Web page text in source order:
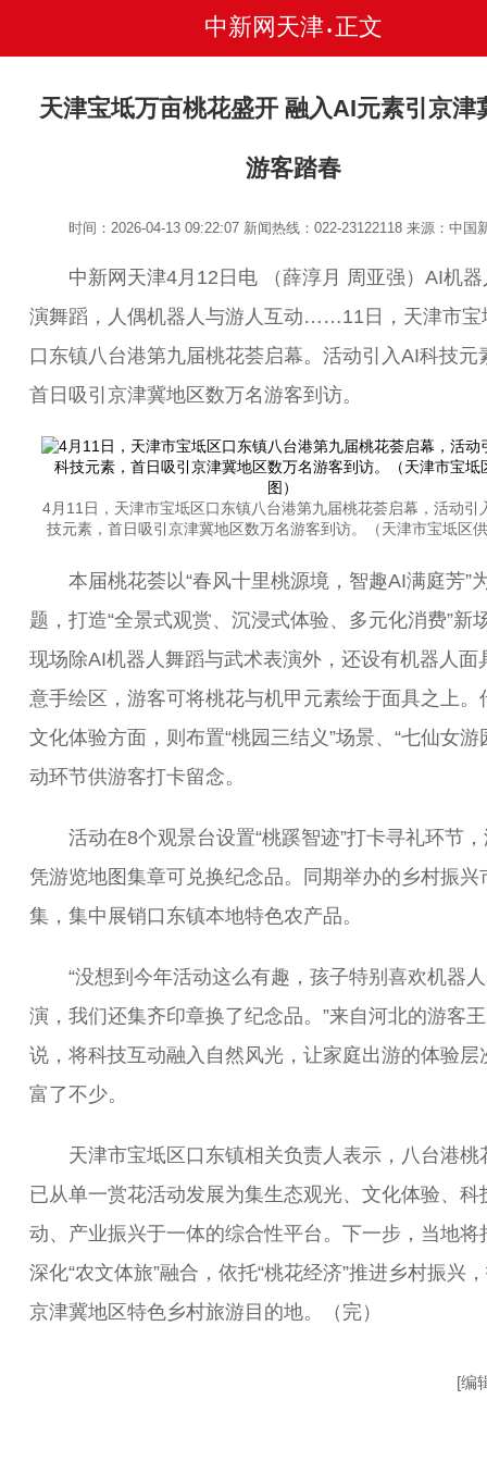
中新网天津 • 正文
天津宝坻万亩桃花盛开 融入AI元素引京津
游客踏春
时间：2026-04-13 09:22:07 新闻热线：022-23122118来源：中国
中新网天津4月12日电 （薛淳月 周亚强）AI机器
演舞蹈，人偶机器人与游人互动……11日，天津市宝
口东镇八台港第九届桃花荟启幕。活动引入AI科技元
首日吸引京津冀地区数万名游客到访。
4月11日，天津市宝坻区口东镇八台港第九届桃花荟启幕，活动引
技元素，首日吸引京津冀地区数万名游客到访。（天津市宝坻区
本届桃花荟以“春风十里桃源境，智趣AI满庭芳”
题，打造“全景式观赏、沉浸式体验、多元化消费”新
现场除AI机器人舞蹈与武术表演外，还设有机器人面
意手绘区，游客可将桃花与机甲元素绘于面具之上。
文化体验方面，则布置“桃园三结义”场景、“七仙女游
动环节供游客打卡留念。
活动在8个观景台设置“桃蹊智迹”打卡寻礼环节，
凭游览地图集章可兑换纪念品。同期举办的乡村振兴
集，集中展销口东镇本地特色农产品。
“没想到今年活动这么有趣，孩子特别喜欢机器
演，我们还集齐印章换了纪念品。”来自河北的游客
说，将科技互动融入自然风光，让家庭出游的体验层
富了不少。
天津市宝坻区口东镇相关负责人表示，八台港桃
已从单一赏花活动发展为集生态观光、文化体验、科
动、产业振兴于一体的综合性平台。下一步，当地将
深化“农文体旅”融合，依托“桃花经济”推进乡村振兴
京津冀地区特色乡村旅游目的地。（完）
[编